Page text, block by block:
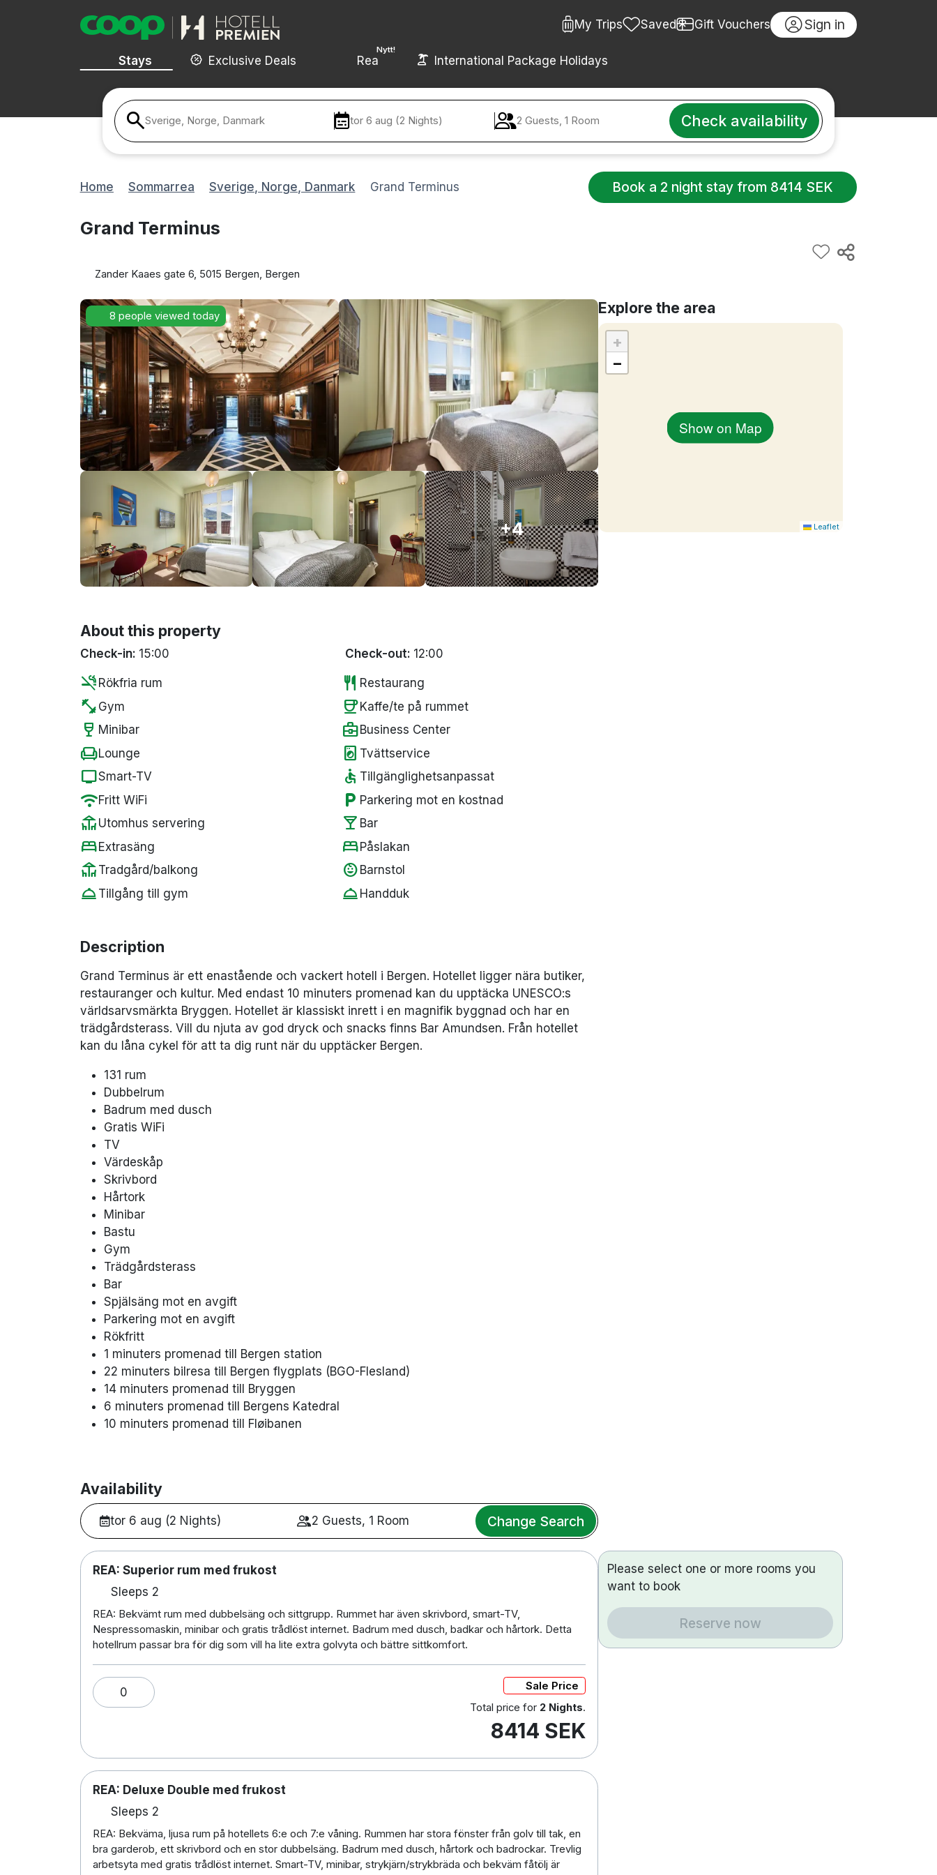
My Trips Saved Gift Vouchers Sign in
Stays Exclusive Deals
Nytt!
Rea International Package Holidays
Sverige, Norge, Danmark tor 6 aug (2 Nights) 2 Guests, 1 Room Check availability
Home Sommarrea Sverige, Norge, Danmark Grand Terminus Book a 2 night stay from 8414 SEK
Grand Terminus
Zander Kaaes gate 6, 5015 Bergen, Bergen
8 people viewed today
+4
About this property
Check-in: 15:00 Check-out: 12:00
smoke_free Rökfria rum restaurant Restaurang
fitness_center Gym coffeeKaffe/te på rummet
wine_bar Minibar business_center Business Center
chairLounge local_laundry_service Tvättservice
tvSmart-TV accessible Tillgänglighetsanpassat
wifiFritt WiFi local_parking Parkering mot en kostnad
deck Utomhus servering local_bar Bar
bedExtrasäng bedPåslakan
deck Tradgård/balkong child_care Barnstol
room_service Tillgång till gym room_service Handduk
Description
Grand Terminus är ett enastående och vackert hotell i Bergen. Hotellet ligger nära butiker,
restauranger och kultur. Med endast 10 minuters promenad kan du upptäcka UNESCO:s
världsarvsmärkta Bryggen. Hotellet är klassiskt inrett i en magnifik byggnad och har en
trädgårdsterass. Vill du njuta av god dryck och snacks finns Bar Amundsen. Från hotellet
kan du låna cykel för att ta dig runt när du upptäcker Bergen.
131 rum
Dubbelrum
Badrum med dusch
Gratis WiFi
TV
Värdeskåp
Skrivbord
Hårtork
Minibar
Bastu
Gym
Trädgårdsterass
Bar
Spjälsäng mot en avgift
Parkering mot en avgift
Rökfritt
1 minuters promenad till Bergen station
22 minuters bilresa till Bergen flygplats (BGO-Flesland)
14 minuters promenad till Bryggen
6 minuters promenad till Bergens Katedral
10 minuters promenad till Fløibanen
Availability
tor 6 aug (2 Nights) 2 Guests, 1 Room Change Search
REA: Superior rum med frukost
Sleeps 2
REA: Bekvämt rum med dubbelsäng och sittgrupp. Rummet har även skrivbord, smart-TV,
Nespressomaskin, minibar och gratis trådlöst internet. Badrum med dusch, badkar och hårtork. Detta
hotellrum passar bra för dig som vill ha lite extra golvyta och bättre sittkomfort.
0
Sale Price
Total price for 2 Nights.
8414 SEK
REA: Deluxe Double med frukost
Sleeps 2
REA: Bekväma, ljusa rum på hotellets 6:e och 7:e våning. Rummen har stora fönster från golv till tak, en
bra garderob, ett skrivbord och en stor dubbelsäng. Badrum med dusch, hårtork och badrockar. Trevlig
arbetsyta med gratis trådlöst internet. Smart-TV, minibar, strykjärn/strykbräda och bekväm fåtölj är
Explore the area
Show on Map
+
−
Leaflet
Please select one or more rooms you
want to book
Reserve now